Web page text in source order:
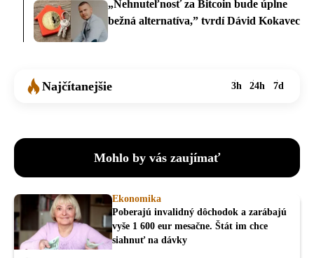
„Nehnuteľnosť za Bitcoin bude úplne
bežná alternatíva,” tvrdí Dávid Kokavec
Najčítanejšie 3h 24h 7d
Mohlo by vás zaujímať
Ekonomika
Poberajú invalidný dôchodok a zarábajú
vyše 1 600 eur mesačne. Štát im chce
siahnuť na dávky